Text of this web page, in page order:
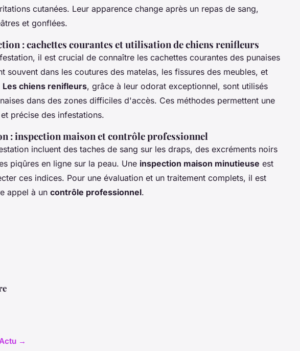
cutanées. Leur apparence change après un repas de sang,
et gonflées.
: cachettes courantes et utilisation de chiens renifleurs
il est crucial de connaître les cachettes courantes des punaises
souvent dans les coutures des matelas, les fissures des meubles, et
Les chiens renifleurs, grâce à leur odorat exceptionnel, sont utilisés
dans des zones difficiles d'accès. Ces méthodes permettent une
précise des infestations.
: inspection maison et contrôle professionnel
incluent des taches de sang sur les draps, des excréments noirs
piqûres en ligne sur la peau. Une inspection maison minutieuse est
ces indices. Pour une évaluation et un traitement complets, il est
appel à un contrôle professionnel.
→